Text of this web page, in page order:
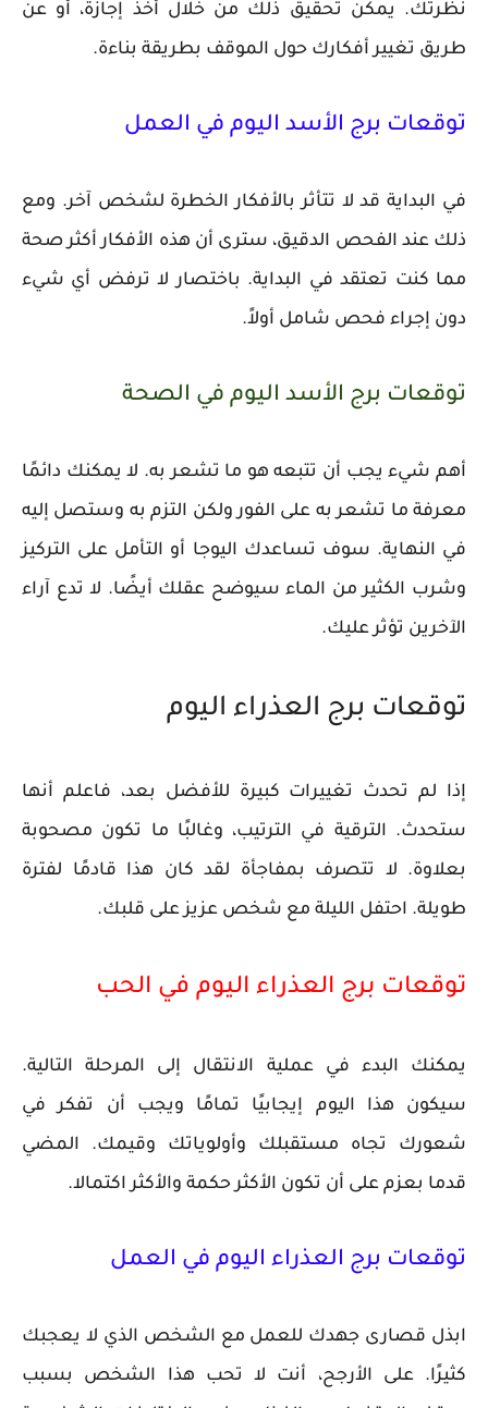
نظرتك. يمكن تحقيق ذلك من خلال أخذ إجازة، أو عن
طريق تغيير أفكارك حول الموقف بطريقة بناءة.
توقعات برج الأسد اليوم في العمل
في البداية قد لا تتأثر بالأفكار الخطرة لشخص آخر. ومع
ذلك عند الفحص الدقيق، سترى أن هذه الأفكار أكثر صحة
مما كنت تعتقد في البداية. باختصار لا ترفض أي شيء
دون إجراء فحص شامل أولاً.
توقعات برج الأسد اليوم في الصحة
أهم شيء يجب أن تتبعه هو ما تشعر به. لا يمكنك دائمًا
معرفة ما تشعر به على الفور ولكن التزم به وستصل إليه
في النهاية. سوف تساعدك اليوجا أو التأمل على التركيز
وشرب الكثير من الماء سيوضح عقلك أيضًا. لا تدع آراء
الآخرين تؤثر عليك.
توقعات برج العذراء اليوم
إذا لم تحدث تغييرات كبيرة للأفضل بعد، فاعلم أنها
ستحدث. الترقية في الترتيب، وغالبًا ما تكون مصحوبة
بعلاوة. لا تتصرف بمفاجأة لقد كان هذا قادمًا لفترة
طويلة. احتفل الليلة مع شخص عزيز على قلبك.
توقعات برج العذراء اليوم في الحب
يمكنك البدء في عملية الانتقال إلى المرحلة التالية.
سيكون هذا اليوم إيجابيًا تمامًا ويجب أن تفكر في
شعورك تجاه مستقبلك وأولوياتك وقيمك. المضي
قدما بعزم على أن تكون الأكثر حكمة والأكثر اكتمالا.
توقعات برج العذراء اليوم في العمل
ابذل قصارى جهدك للعمل مع الشخص الذي لا يعجبك
كثيرًا. على الأرجح، أنت لا تحب هذا الشخص بسبب